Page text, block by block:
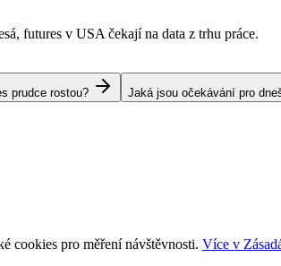
futures v USA čekají na data z trhu práce.
prudce rostou? Jaká jsou očekávání pro
cookies pro měření návštěvnosti. Více v